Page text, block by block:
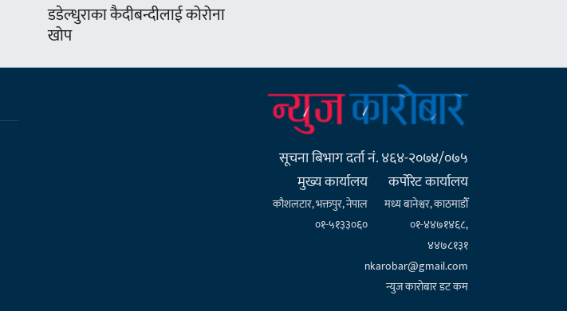
डडेल्धुराका कैदीबन्दीलाई कोरोना
खोप
सूचना बिभाग दर्ता नं. ४६४-२०७४/०७५
मुख्य कार्यालय
कौशलटार, भक्तपुर, नेपाल
०१-५१३३०६०
कर्पाेरेट कार्यालय
मध्य बानेश्वर, काठमाडौँ
०१-४४७१४६८,
४४७८१३१
nkarobar@gmail.com
न्युज कारोबार डट कम